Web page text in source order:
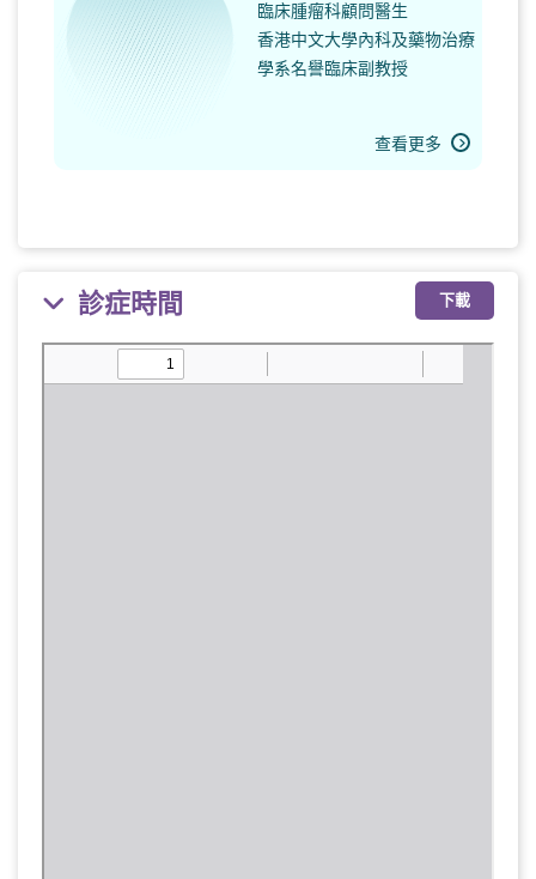
臨床腫瘤科顧問醫生
香港中文大學內科及藥物治療
學系名譽臨床副教授
查看更多
下載
診症時間